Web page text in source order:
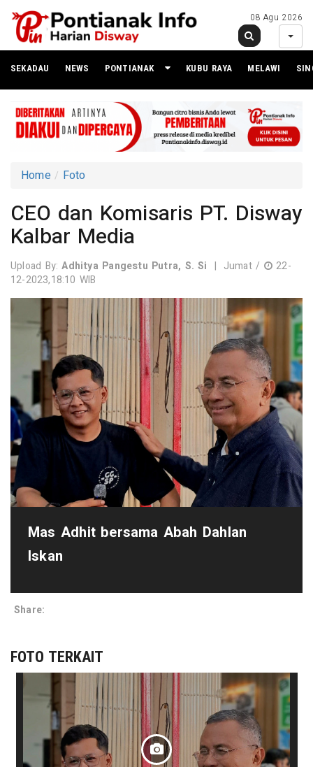
08 Agu 2026
SEKADAU NEWS PONTIANAK KUBU RAYA MELAWI
Home Foto
CEO dan Komisaris PT. Disway
Kalbar Media
Upload By:Adhitya Pangestu Putra, S. Si | Jumat /
22-
12-2023,18:10 WIB
Mas Adhit bersama Abah Dahlan
Iskan
Share:
FOTO TERKAIT